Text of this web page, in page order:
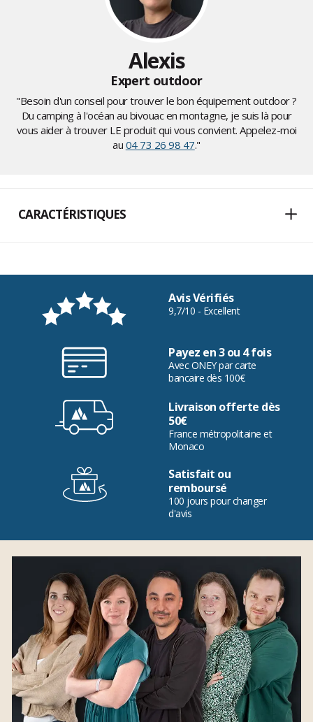
Alexis
Expert outdoor
"Besoin d'un conseil pour trouver le bon équipement outdoor ?
Du camping à l'océan au bivouac en montagne, je suis là pour
vous aider à trouver LE produit qui vous convient. Appelez-moi
au 04 73 26 98 47."
CARACTÉRISTIQUES
Avis Vérifiés
9,7/10 - Excellent
Payez en 3 ou 4 fois
Avec ONEY par carte
bancaire dès 100€
Livraison offerte dès
50€
France métropolitaine et
Monaco
Satisfait ou
remboursé
100 jours pour changer
d'avis